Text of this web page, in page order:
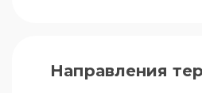
Направления